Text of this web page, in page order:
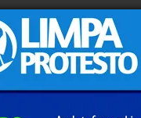
promovendo uma
pastora Ezenete
são da revista
o pastor gay Bob
“Eles